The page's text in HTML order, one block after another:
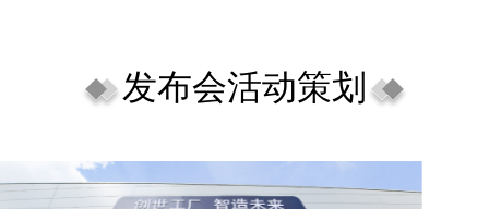
发布会活动策划